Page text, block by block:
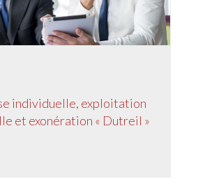
individuelle, exploitation
et exonération « Dutreil »